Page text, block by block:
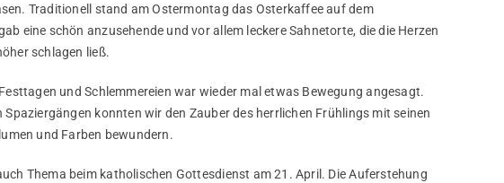
Traditionell stand am Ostermontag das Osterkaffee auf dem
eine schön anzusehende und vor allem leckere Sahnetorte, die die Herzen
schlagen ließ.
und Schlemmereien war wieder mal etwas Bewegung angesagt.
Spaziergängen konnten wir den Zauber des herrlichen Frühlings mit seinen
und Farben bewundern.
Thema beim katholischen Gottesdienst am 21. April. Die Auferstehung